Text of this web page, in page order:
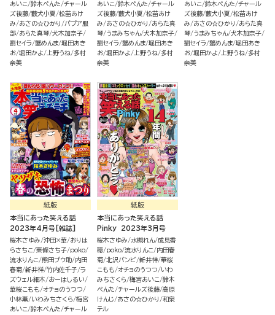
あいこ 鈴木ぺんた チャール
ズ後藤 藪犬小夏 松苗あけ
み
あさの☆ひかり
パプア服
部 あらた真琴 犬木加奈子
劉セイラ 蟹めんま 堀田あき
お 堀田かよ 上野うね 多村
奈美
あいこ 鈴木ぺんた チャール
ズ後藤 藪犬小夏 松苗あけ
み
あさの☆ひかり
あらた真
琴 うまみちゃん 犬木加奈子
劉セイラ 蟹めんま 堀田あき
お 堀田かよ 上野うね 多村
奈美
あいこ 鈴木ぺんた チャール
ズ後藤 藪犬小夏 松苗あけ
み
あさの☆ひかり
あらた真
琴 うまみちゃん 犬木加奈子
劉セイラ 蟹めんま 堀田あき
お 堀田かよ 上野うね 多村
奈美
紙版
本当にあった笑える話
2023年4月号[雑誌]
桜木さゆみ 沖田×華 おりは
らさちこ 東條さち子 poko
流水りんこ 熊田プウ助 内田
春菊 新井祥 竹内佐千子 ラ
ズウェル細木
おーはしるい
華桜こもも オチョのうつつ
小林薫 いわみちさくら 梅宮
あいこ 鈴木ぺんた チャール
紙版
本当にあった笑える話
Pinky 2023年3月号
桜木さゆみ 水槻れん 成見香
穂 poko 流水りんこ
内田春
菊 北沢バンビ 新井祥 華桜
こもも オチョのうつつ
いわ
みちさくら 梅宮あいこ 鈴木
ぺんた チャールズ後藤 高原
けんじ
あさの☆ひかり
和泉
テル